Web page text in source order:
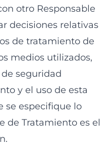
otro Responsable
decisiones relativas
de tratamiento de
medios utilizados,
seguridad
y el uso de esta
se especifique lo
de Tratamiento es el